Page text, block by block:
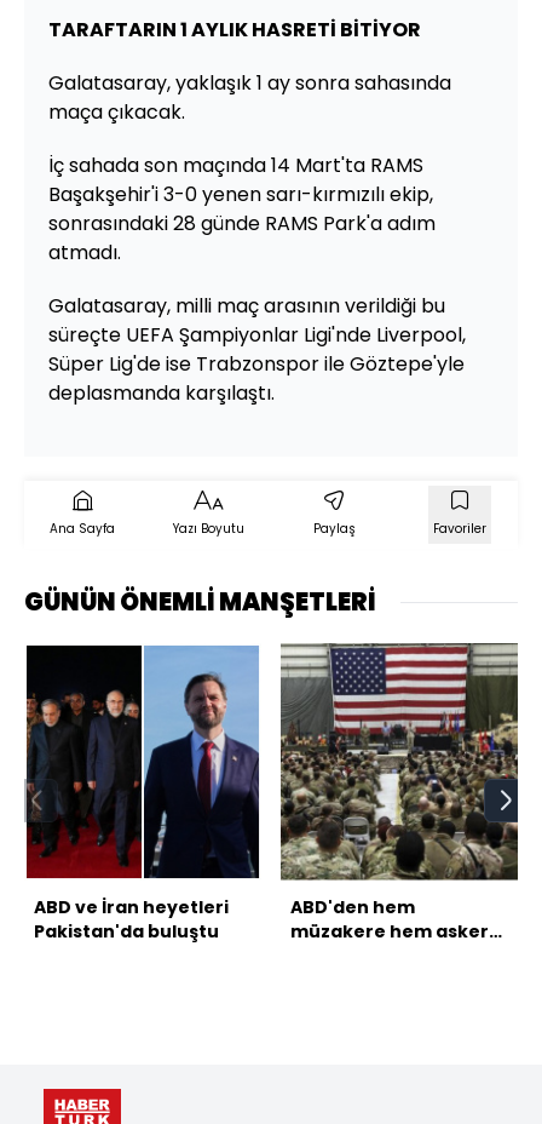
TARAFTARIN 1 AYLIK HASRETİ BİTİYOR
Galatasaray, yaklaşık 1 ay sonra sahasında
maça çıkacak.
İç sahada son maçında 14 Mart'ta RAMS
Başakşehir'i 3-0 yenen sarı-kırmızılı ekip,
sonrasındaki 28 günde RAMS Park'a adım
atmadı.
Galatasaray, milli maç arasının verildiği bu
süreçte UEFA Şampiyonlar Ligi'nde Liverpool,
Süper Lig'de ise Trabzonspor ile Göztepe'yle
deplasmanda karşılaştı.
Ana Sayfa Yazı Boyutu Paylaş Favoriler
GÜNÜN ÖNEMLİ MANŞETLERİ
ABD ve İran heyetleri
Pakistan'da buluştu
ABD'den hem
müzakere hem asker